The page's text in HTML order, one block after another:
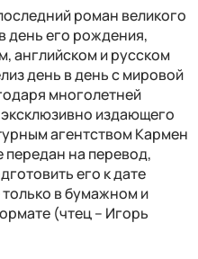
роман великого
день его рождения,
английском и русском
день в день с мировой
многолетней
издающего
агентством Кармен
передан на перевод,
его к дате
в бумажном и
(чтец – Игорь